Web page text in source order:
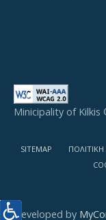
Minicipality of Kilkis
SITEMAP
Developed by